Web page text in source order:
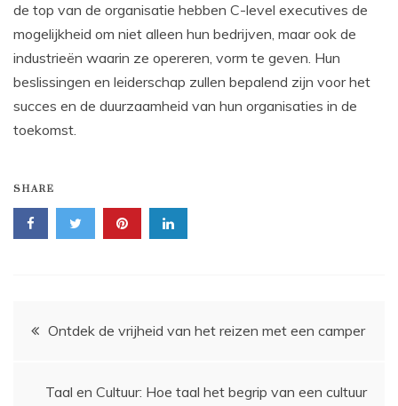
de top van de organisatie hebben C-level executives de
mogelijkheid om niet alleen hun bedrijven, maar ook de
industrieën waarin ze opereren, vorm te geven. Hun
beslissingen en leiderschap zullen bepalend zijn voor het
succes en de duurzaamheid van hun organisaties in de
toekomst.
SHARE
Bericht
Ontdek de vrijheid van het reizen met een camper
Taal en Cultuur: Hoe taal het begrip van een cultuur